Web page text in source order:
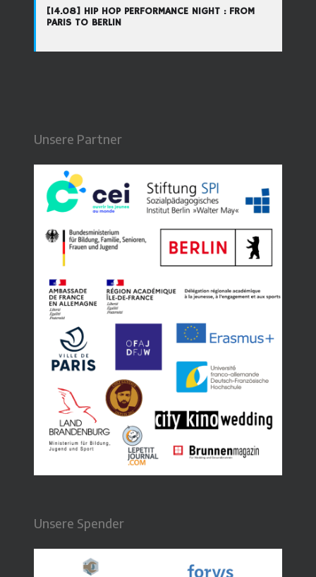
[14.08] HIP HOP PERFORMANCE NIGHT : FROM
PARIS TO BERLIN
Unsere Partner
Unsere Spender